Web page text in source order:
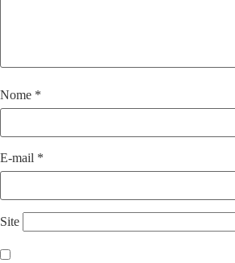
Nome *
E-mail *
Site